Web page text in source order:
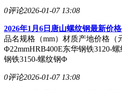
0评论2026-01-07 13:08
2026年1月6日唐山螺纹钢最新价
品名规格（mm）材质产地价格（
Φ22mmHRB400E东华钢铁3120-
钢铁3150-螺纹钢Φ
0评论2026-01-07 13:08